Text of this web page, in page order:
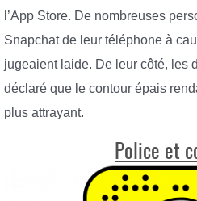
l’App Store. De nombreuses
Snapchat de leur téléphone à
jugeaient laide. De leur côté, les
déclaré que le contour épais
plus attrayant.
Police et